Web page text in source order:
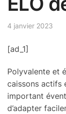
4 janvier 2023
[ad_1]
Polyvalente et
caissons actifs
important
d’adapter